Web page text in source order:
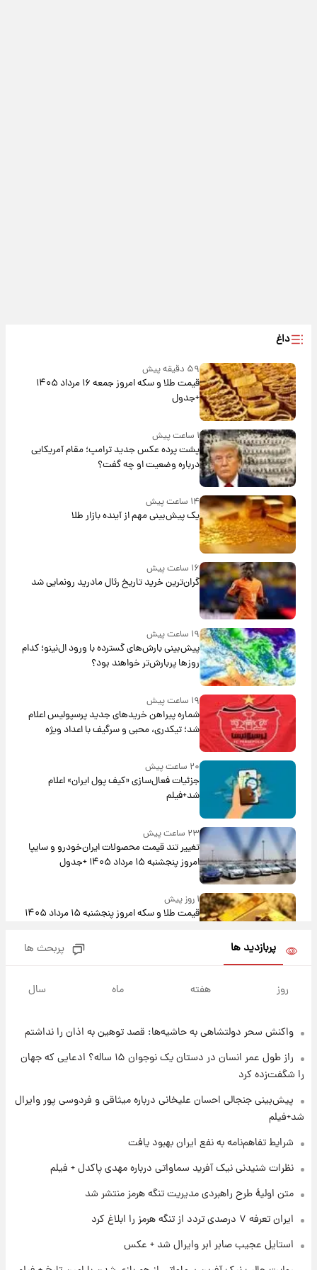
داغ
۵۹ دقیقه پیش
قیمت طلا و سکه امروز جمعه ۱۶ مرداد ۱۴۰۵
+جدول
۱ ساعت پیش
پشت پرده عکس جدید ترامپ؛ مقام آمریکایی
درباره وضعیت او چه گفت؟
۱۴ ساعت پیش
یک پیش‌بینی مهم از آینده بازار طلا
۱۶ ساعت پیش
گران‌ترین خرید تاریخ رئال مادرید رونمایی شد
۱۹ ساعت پیش
پیش‌بینی بارش‌های گسترده با ورود ال‌نینو؛ کدام
روزها پربارش‌تر خواهند بود؟
۱۹ ساعت پیش
شماره پیراهن خریدهای جدید پرسپولیس اعلام
شد؛ تیکدری، محبی و سرگیف با اعداد ویژه
۲۰ ساعت پیش
جزئیات فعال‌سازی «کیف پول ایران» اعلام
شد+فیلم
۲۳ ساعت پیش
تغییر تند قیمت محصولات ایران‌خودرو و سایپا
امروز پنجشنبه ۱۵ مرداد ۱۴۰۵ +جدول
۱ روز پیش
قیمت طلا و سکه امروز پنجشنبه ۱۵ مرداد ۱۴۰۵
شد
۱ روز پیش
شاهین، کوییک، اطلس، سهند و ساینا با اقساط
۱ روز پیش
۱ روز پیش
فال قهوه روزانه پنجشنبه ۱۵ مرداد ماه ۱۴۰۵
پربازدید ها پربحث ها
روز هفته ماه سال
واکنش سحر دولتشاهی به حاشیه‌ها: قصد توهین به اذان را نداشتم
راز طول عمر انسان در دستان یک نوجوان ۱۵ ساله؟ ادعایی که جهان
را شگفت‌زده کرد
پیش‌بینی جنجالی احسان علیخانی درباره میثاقی و فردوسی پور وایرال
شد+فیلم
شرایط تفاهم‌نامه به نفع ایران بهبود یافت
نظرات شنیدنی نیک آفرید سماواتی درباره مهدی پاکدل + فیلم
متن اولیۀ طرح راهبردی مدیریت تنگه هرمز منتشر شد
ایران تعرفه ۷ درصدی تردد از تنگه هرمز را ابلاغ کرد
استایل عجیب صابر ابر وایرال شد + عکس